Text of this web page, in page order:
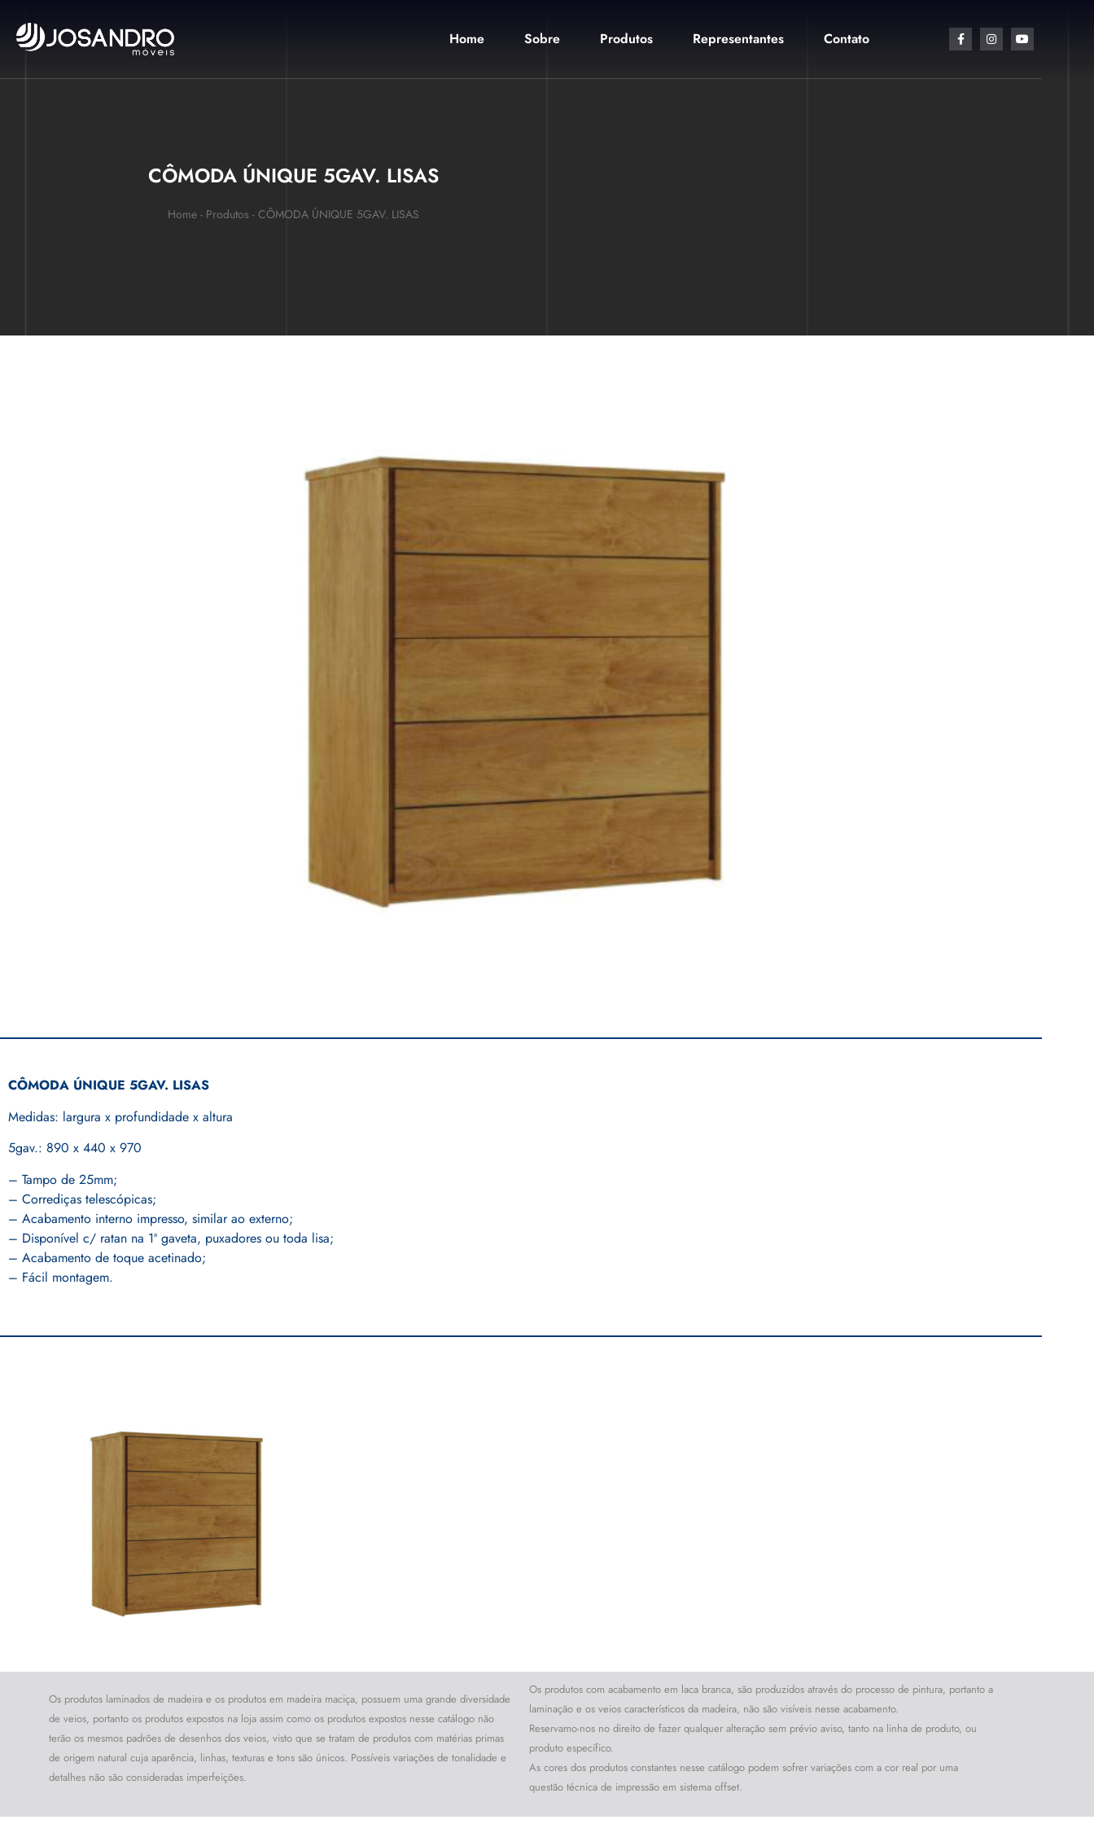
Home Sobre Produtos Representantes Contato
CÔMODA ÚNIQUE 5GAV. LISAS
Home- Produtos - CÔMODA ÚNIQUE 5GAV. LISAS
CÔMODA ÚNIQUE 5GAV. LISAS
Medidas: largura x profundidade x altura
5gav.: 890 x 440 x 970
– Tampo de 25mm;
– Corrediças telescópicas;
– Acabamento interno impresso, similar ao externo;
– Disponível c/ ratan na 1ª gaveta, puxadores ou toda lisa;
– Acabamento de toque acetinado;
– Fácil montagem.
Os produtos laminados de madeira e os produtos em madeira maciça, possuem uma grande diversidade
de veios, portanto os produtos expostos na loja assim como os produtos expostos nesse catálogo não
terão os mesmos padrões de desenhos dos veios, visto que se tratam de produtos com matérias primas
de origem natural cuja aparência, linhas, texturas e tons são únicos. Possíveis variações de tonalidade e
detalhes não são consideradas imperfeições.
Os produtos com acabamento em laca branca, são produzidos através do processo de pintura, portanto a
laminação e os veios característicos da madeira, não são visíveis nesse acabamento.
Reservamo-nos no direito de fazer qualquer alteração sem prévio aviso, tanto na linha de produto, ou
produto específico.
As cores dos produtos constantes nesse catálogo podem sofrer variações com a cor real por uma
questão técnica de impressão em sistema offset.